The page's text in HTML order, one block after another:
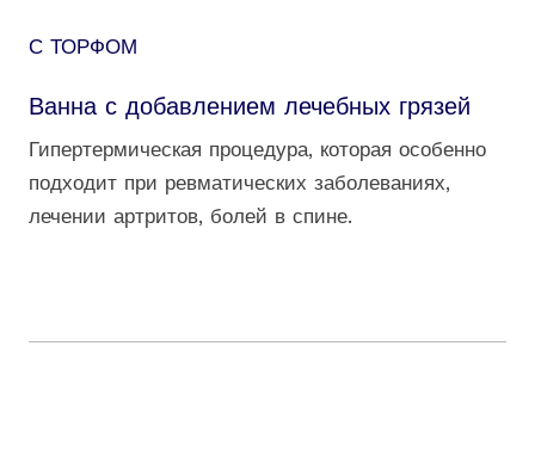
С ТОРФОМ
Ванна с добавлением лечебных грязей
Гипертермическая процедура, которая особенно
подходит при ревматических заболеваниях,
лечении артритов, болей в спине.